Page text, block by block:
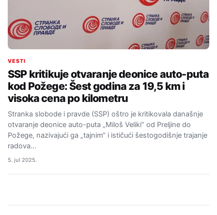
VESTI
SSP kritikuje otvaranje deonice auto-puta
kod Požege: Šest godina za 19,5 km i
visoka cena po kilometru
Stranka slobode i pravde (SSP) oštro je kritikovala današnje
otvaranje deonice auto-puta „Miloš Veliki“ od Preljine do
Požege, nazivajući ga „tajnim“ i ističući šestogodišnje trajanje
radova…
5. jul 2025.